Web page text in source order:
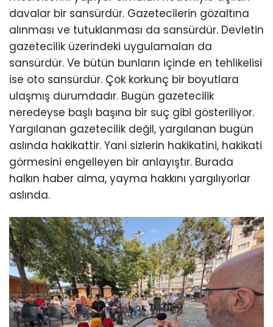
davalar bir sansürdür. Gazetecilerin gözaltına
alınması ve tutuklanması da sansürdür. Devletin
gazetecilik üzerindeki uygulamaları da
sansürdür. Ve bütün bunların içinde en tehlikelisi
ise oto sansürdür. Çok korkunç bir boyutlara
ulaşmış durumdadır. Bugün gazetecilik
neredeyse başlı başına bir suç gibi gösteriliyor.
Yargılanan gazetecilik değil, yargılanan bugün
aslında hakikattir. Yani sizlerin hakikatini, hakikati
görmesini engelleyen bir anlayıştır. Burada
halkın haber alma, yayma hakkını yargılıyorlar
aslında.